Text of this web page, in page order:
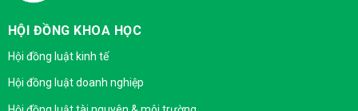
HỘI ĐỒNG KHOA HỌC
Hội đồng luật kinh tế
Hội đồng luật doanh nghiệp